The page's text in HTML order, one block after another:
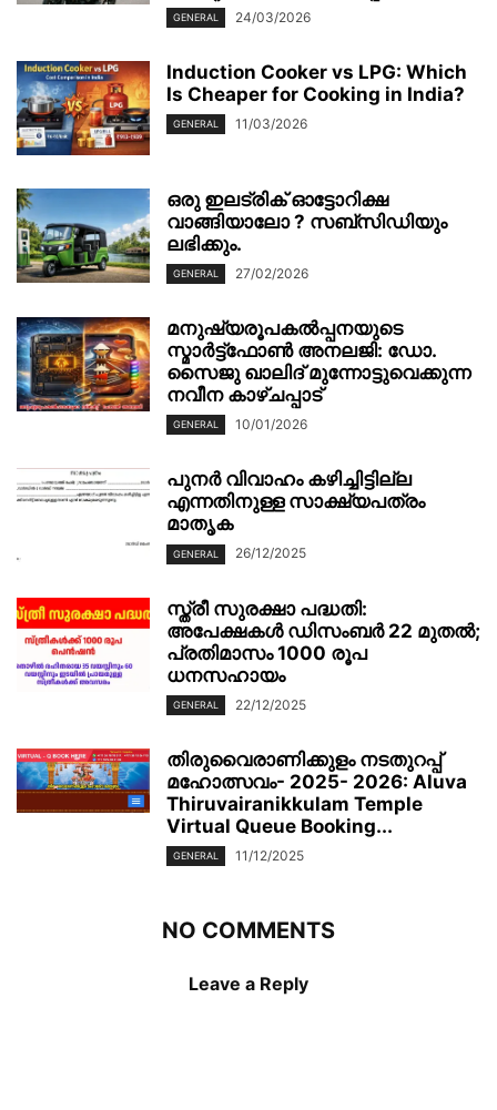
GENERAL 24/03/2026
Induction Cooker vs LPG: Which
Is Cheaper for Cooking in India?
GENERAL 11/03/2026
ഒരു ഇലട്രിക് ഓട്ടോറിക്ഷ
വാങ്ങിയാലോ ? സബ്സിഡിയും
ലഭിക്കും.
GENERAL 27/02/2026
മനുഷ്യരൂപകൽപ്പനയുടെ
സ്മാർട്ട്‌ഫോൺ അനലജി: ഡോ.
സൈജു ഖാലിദ് മുന്നോട്ടുവെക്കുന്ന
നവീന കാഴ്ചപ്പാട്
GENERAL 10/01/2026
പുനർ വിവാഹം കഴിച്ചിട്ടില്ല
എന്നതിനുള്ള സാക്ഷ്യപത്രം
മാതൃക
GENERAL 26/12/2025
സ്ത്രീ സുരക്ഷാ പദ്ധതി:
അപേക്ഷകൾ ഡിസംബർ 22 മുതൽ;
പ്രതിമാസം 1000 രൂപ
ധനസഹായം
GENERAL 22/12/2025
തിരുവൈരാണിക്കുളം നടതുറപ്പ്
മഹോത്സവം- 2025- 2026: Aluva
Thiruvairanikkulam Temple
Virtual Queue Booking...
GENERAL 11/12/2025
NO COMMENTS
Leave a Reply